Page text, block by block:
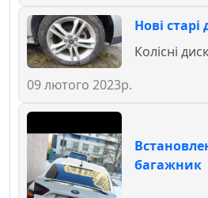
Нові
09 лютого 2023р.
Колісні
багажник